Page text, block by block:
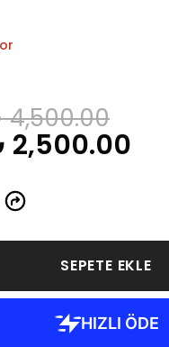
2,500.00
SEPETE EKLE